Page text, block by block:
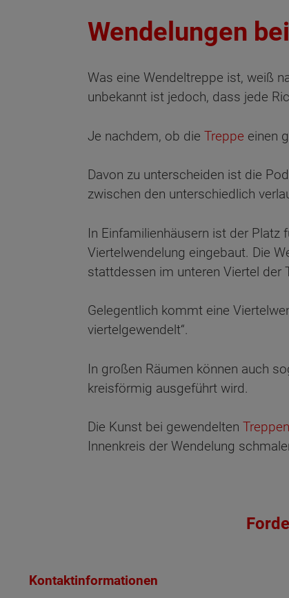
Wendelungen
Was eine Wendeltreppe ist, weiß
unbekannt ist jedoch, dass jede
Je nachdem, ob die Treppe einen
Davon zu unterscheiden ist die
zwischen den unterschiedlich
In Einfamilienhäusern ist der Platz
Viertelwendelung eingebaut. Die
stattdessen im unteren Viertel der
Gelegentlich kommt eine
viertelgewendelt“.
In großen Räumen können auch
kreisförmig ausgeführt wird.
Die Kunst bei gewendelten Treppen
Innenkreis der Wendelung
Kontaktinformationen